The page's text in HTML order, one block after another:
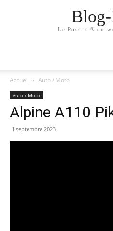
Le Post-it ® du
Accueil Auto / Moto
Auto / Moto
Alpine A110
1 septembre 2023